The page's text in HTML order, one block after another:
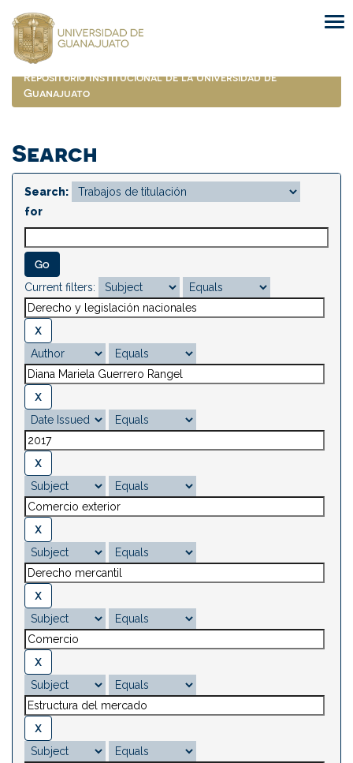
navigation
Repositorio Institucional de la Universidad de
Guanajuato
Search
Search:
for
Current filters: